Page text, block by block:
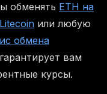
обменять ETH на
или любую
обмена
гарантирует вам
курсы.